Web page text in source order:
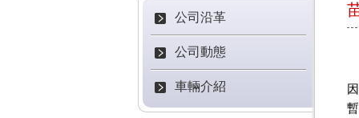
公司沿革
公司動態
車輛介紹